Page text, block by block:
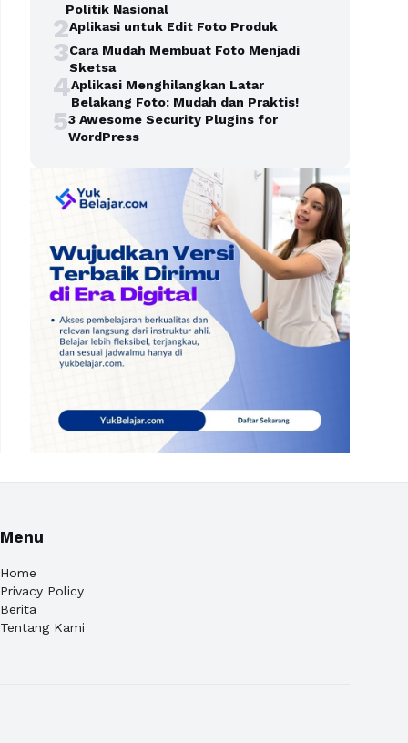
Politik Nasional
2Aplikasi untuk Edit Foto Produk
3Cara Mudah Membuat Foto Menjadi
Sketsa
4Aplikasi Menghilangkan Latar
Belakang Foto: Mudah dan Praktis!
53 Awesome Security Plugins for
WordPress
Menu
Home
Privacy Policy
Berita
Tentang Kami